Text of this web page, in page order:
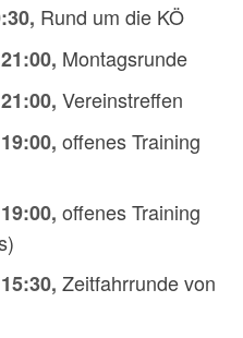
, Rund um die KÖ
21:00, Montagsrunde
21:00, Vereinstreffen
19:00, offenes Training
19:00, offenes Training
15:30, Zeitfahrrunde von